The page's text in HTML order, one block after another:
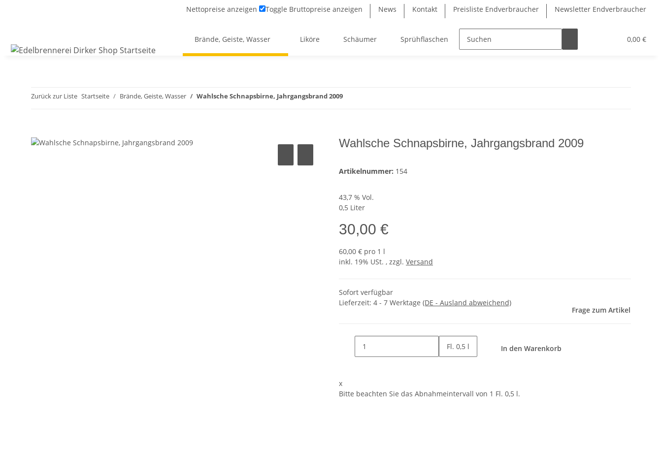
Nettopreise anzeigen Toggle Bruttopreise anzeigen News Kontakt Preisliste Endverbraucher Newsletter Endverbraucher
0,00 €
Brände, Geiste, Wasser Liköre Schäumer Sprühflaschen Öl, Sirup Zubehör
Zurück zur Liste Startseite Brände, Geiste, Wasser Wahlsche Schnapsbirne, Jahrgangsbrand 2009
Wahlsche Schnapsbirne, Jahrgangsbrand 2009
Artikelnummer: 154
43,7 % Vol.
0,5 Liter
30,00 €
60,00 € pro 1 l
inkl. 19% USt. , zzgl. Versand
Sofort verfügbar
Lieferzeit: 4 - 7 Werktage (DE - Ausland abweichend)
Frage zum Artikel
Fl. 0,5 l In den Warenkorb
x
Bitte beachten Sie das Abnahmeintervall von 1 Fl. 0,5 l.